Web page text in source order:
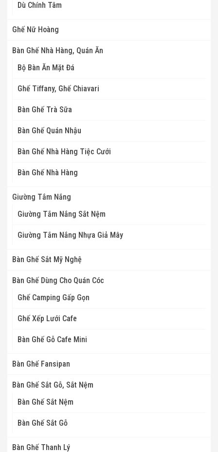
Dù Chính Tâm
Ghế Nữ Hoàng
Bàn Ghế Nhà Hàng, Quán Ăn
Bộ Bàn Ăn Mặt Đá
Ghế Tiffany, Ghế Chiavari
Bàn Ghế Trà Sữa
Bàn Ghế Quán Nhậu
Bàn Ghế Nhà Hàng Tiệc Cưới
Bàn Ghế Nhà Hàng
Giường Tắm Nắng
Giường Tắm Nắng Sắt Nệm
Giường Tắm Nắng Nhựa Giả Mây
Bàn Ghế Sắt Mỹ Nghệ
Bàn Ghế Dùng Cho Quán Cóc
Ghế Camping Gấp Gọn
Ghế Xếp Lưới Cafe
Bàn Ghế Gỗ Cafe Mini
Bàn Ghế Fansipan
Bàn Ghế Sắt Gỗ, Sắt Nệm
Bàn Ghế Sắt Nệm
Bàn Ghế Sắt Gỗ
Bàn Ghế Thanh Lý